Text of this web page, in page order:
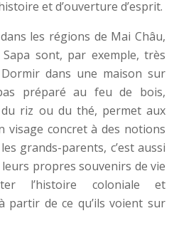
et d’ouverture d’esprit.
les régions de Mai Châu,
sont, par exemple, très
dans une maison sur
préparé au feu de bois,
riz ou du thé, permet aux
visage concret à des notions
grands-parents, c’est aussi
propres souvenirs de vie
l’histoire coloniale et
partir de ce qu’ils voient sur